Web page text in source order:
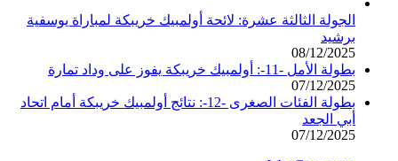
الجولة الثالثة عشرة: لائحة أولمبيك خريبكة لمباراة يوسفية
برشيد
08/12/2025
بطولة الأمل -11-: أولمبيك خريبكة يفوز على وداد تمارة
07/12/2025
بطولة الفئات الصغرى -12-: نتائج أولمبيك خريبكة أمام اتحاد
أبي الجعد
07/12/2025